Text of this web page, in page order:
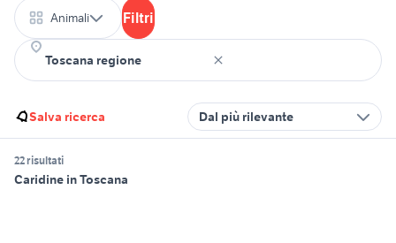
Animali Filtri
Salva ricerca Dal più rilevante
22 risultati
Caridine in Toscana